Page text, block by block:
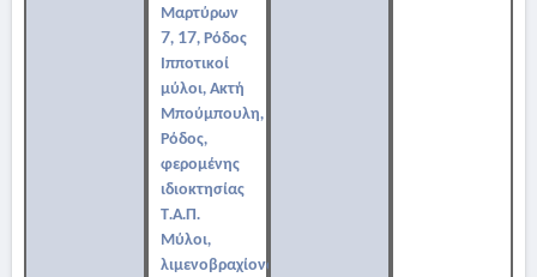
Μαρτύρων
7, 17, Ρόδος
Ιπποτικοί
μύλοι, Ακτή
Μπούμπουλη,
Ρόδος,
φερομένης
ιδιοκτησίας
Τ.Α.Π.
Μύλοι,
λιμενοβραχίονας